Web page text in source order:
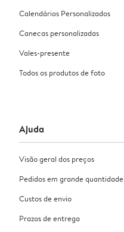
Calendários Personalizados
Canecas personalizadas
Vales-presente
Todos os produtos de foto
Ajuda
Visão geral dos preços
Pedidos em grande quantidade
Custos de envio
Prazos de entrega